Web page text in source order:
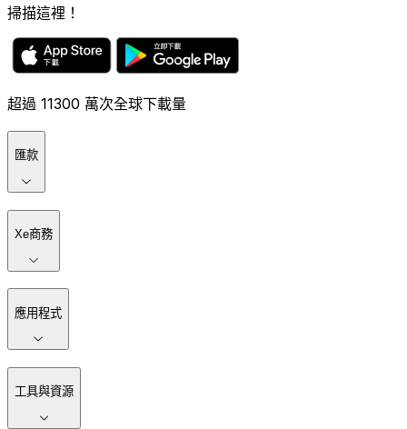
掃描這裡！
超過 11300 萬次全球下載量
匯款
Xe商務
應用程式
工具與資源